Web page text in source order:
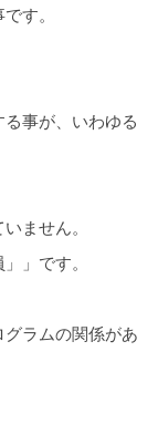
す。
事が、いわゆる
ません。
」です。
ラムの関係があ